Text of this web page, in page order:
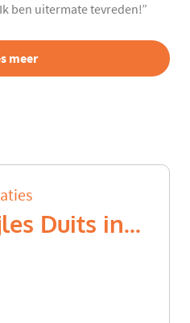
ben uitermate tevreden!”
meer
Duits in...